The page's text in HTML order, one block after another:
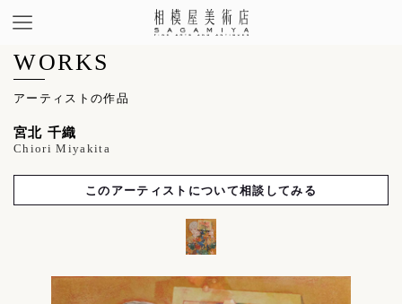
WORKS
アーティストの作品
宮北 千織
Chiori Miyakita
このアーティストについて相談してみる